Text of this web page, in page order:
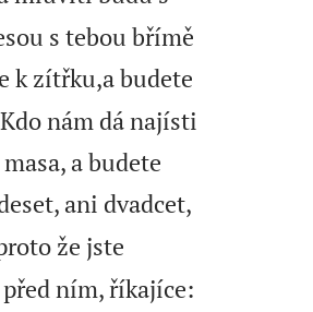
s tebou břímě
k zítřku,a budete
nám dá najísti
a budete
ani dvadcet,
že jste
ním, říkajíce: